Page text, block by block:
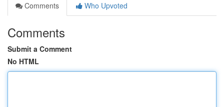
Comments
Who Upvoted
Comments
Submit a Comment
No HTML